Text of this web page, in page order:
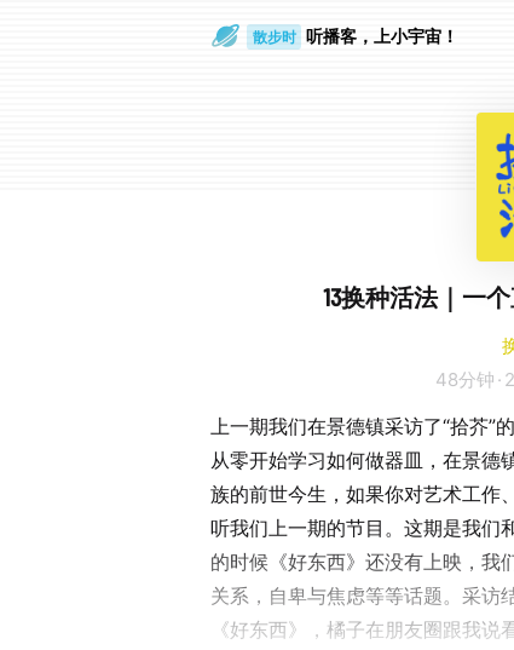
散步时 听播客，上小宇宙！
13换种活法｜一
48分钟 ·
上一期我们在景德镇采访了“拾芥”
从零开始学习如何做器皿，在景德
族的前世今生，如果你对艺术工作
听我们上一期的节目。这期是我们
的时候《好东西》还没有上映，我
关系，自卑与焦虑等等话题。采访
《好东西》，橘子在朋友圈跟我